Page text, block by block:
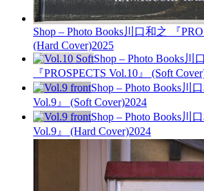
Shop – Photo Books川口和之 『
(Hard Cover)2025
Shop – Photo Books川
『PROSPECTS Vol.10』 (Soft
Shop – Photo Books川
Vol.9』 (Soft Cover)2024
Shop – Photo Books川
Vol.9』 (Hard Cover)2024